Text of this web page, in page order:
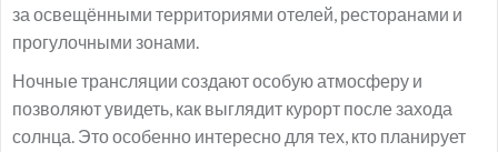
за освещёнными территориями отелей, ресторанами и
прогулочными зонами.
Ночные трансляции создают особую атмосферу и
позволяют увидеть, как выглядит курорт после захода
солнца. Это особенно интересно для тех, кто планирует